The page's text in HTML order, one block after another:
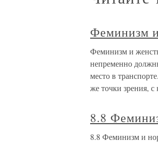
Феминизм
Феминизм и
непременно
место в
же точки зрения, с
8.8
8.8 Феминизм и